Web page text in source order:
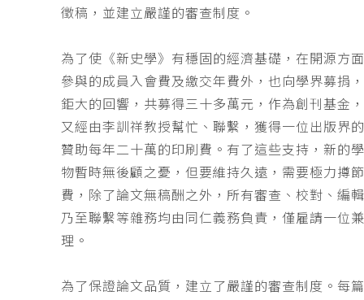
徵稿，並建立嚴謹的審查制度。
為了使《新史學》有穩固的經濟基礎，在開源方
參與的成員入會費及繳交年費外，也向學界募捐
鉅大的回響，共募得三十多萬元，作為創刊基金
又經由李訓祥教授幫忙、聯繫，獲得一位出版界
贊助每年二十萬的印刷費。有了這些支持，新的
物暫時無後顧之憂，但要維持久遠，需要極力撙
費，除了論文無稿酬之外，所有審查、校對、編
乃至聯繫等雜務均由同仁義務負責，僅雇請一位
理。
為了保證論文品質，建立了嚴謹的審查制度。每